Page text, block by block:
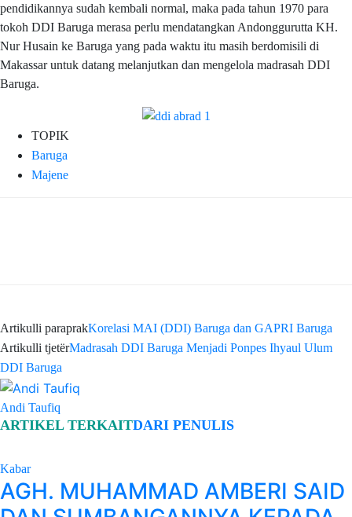
pendidikannya sudah kembali normal, maka pada tahun 1970 para
tokoh DDI Baruga merasa perlu mendatangkan Andonggurutta KH.
Nur Husain ke Baruga yang pada waktu itu masih berdomisili di
Makassar untuk datang melanjutkan dan mengelola madrasah DDI
Baruga.
TOPIK
Baruga
Majene
Artikulli paraprakKorelasi MAI (DDI) Baruga dan GAPRI Baruga
Artikulli tjetërMadrasah DDI Baruga Menjadi Ponpes Ihyaul Ulum
DDI Baruga
Andi Taufiq
ARTIKEL TERKAITDARI PENULIS
Kabar
AGH. MUHAMMAD AMBERI SAID